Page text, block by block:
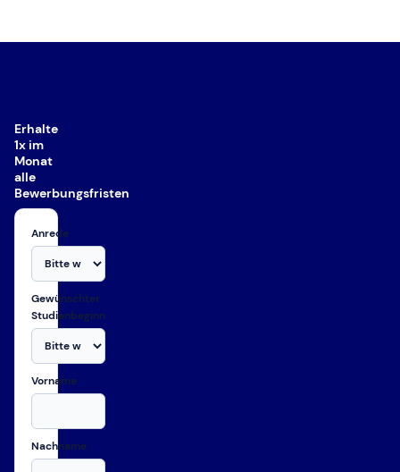
Erhalte
1x im
Monat
alle
Bewerbungsfristen
Anrede
Gewünschter
Studienbeginn
Vorname
Nachname